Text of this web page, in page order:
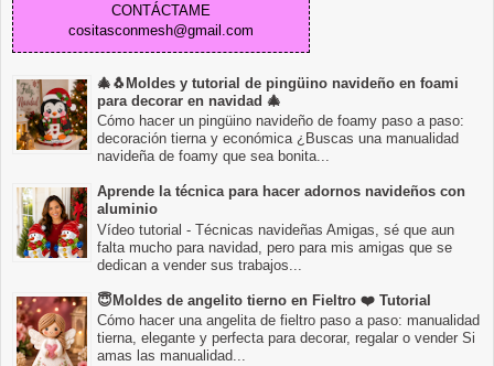
CONTÁCTAME
cositasconmesh@gmail.com
🎄🐧Moldes y tutorial de pingüino navideño en foami
para decorar en navidad 🎄
Cómo hacer un pingüino navideño de foamy paso a paso:
decoración tierna y económica ¿Buscas una manualidad
navideña de foamy que sea bonita...
Aprende la técnica para hacer adornos navideños con
aluminio
Vídeo tutorial - Técnicas navideñas Amigas, sé que aun
falta mucho para navidad, pero para mis amigas que se
dedican a vender sus trabajos...
😇Moldes de angelito tierno en Fieltro ❤️ Tutorial
Cómo hacer una angelita de fieltro paso a paso: manualidad
tierna, elegante y perfecta para decorar, regalar o vender Si
amas las manualidad...